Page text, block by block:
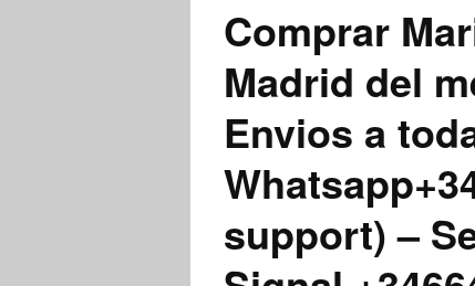
Comprar
Madrid del
Envios a
support) –